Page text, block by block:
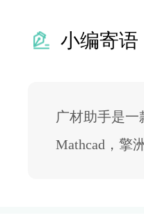
小编寄语
广材助手是
Mathcad，擎